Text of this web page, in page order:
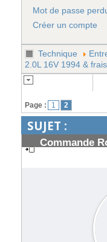
Mot de passe
Créer un compte
Technique
2.0L 16V 1994 &
Page : 1 2
SUJET :
Commande